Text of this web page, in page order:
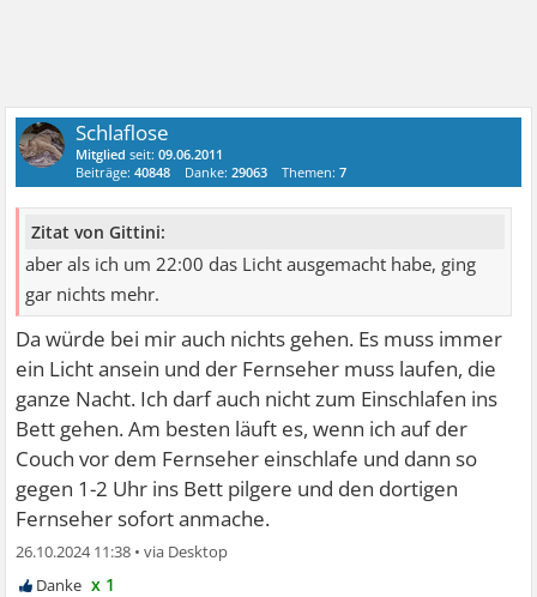
Schlaflose
Mitglied seit:09.06.2011
Beiträge:40848 Danke:29063 Themen:7
Zitat von Gittini:
aber als ich um 22:00 das Licht ausgemacht habe, ging
gar nichts mehr.
Da würde bei mir auch nichts gehen. Es muss immer
ein Licht ansein und der Fernseher muss laufen, die
ganze Nacht. Ich darf auch nicht zum Einschlafen ins
Bett gehen. Am besten läuft es, wenn ich auf der
Couch vor dem Fernseher einschlafe und dann so
gegen 1-2 Uhr ins Bett pilgere und den dortigen
Fernseher sofort anmache.
26.10.2024 11:38 •
x 1